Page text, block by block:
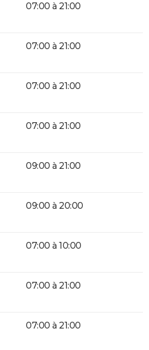
07:00 à 21:00
07:00 à 21:00
07:00 à 21:00
07:00 à 21:00
09:00 à 21:00
09:00 à 20:00
07:00 à 10:00
07:00 à 21:00
07:00 à 21:00